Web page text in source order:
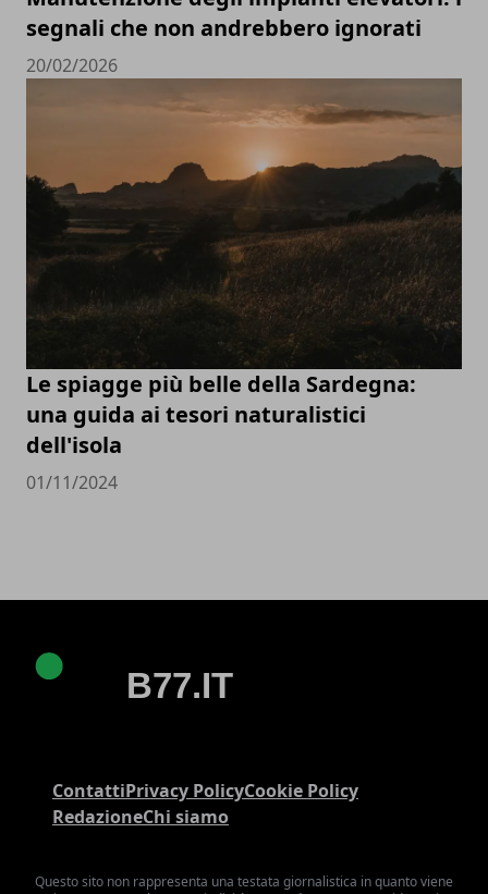
segnali che non andrebbero ignorati
20/02/2026
Le spiagge più belle della Sardegna:
una guida ai tesori naturalistici
dell'isola
01/11/2024
ContattiPrivacy PolicyCookie Policy
RedazioneChi siamo
Questo sito non rappresenta una testata giornalistica in quanto viene